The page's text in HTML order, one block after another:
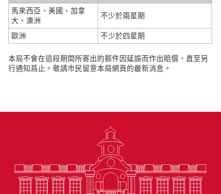
馬來西亞、美國、加拿
大、澳洲
不少於兩星期
歐洲 不少於四星期
本局不會在這段期間所寄出的郵件因延誤而作出賠償，直至另
行通知爲止。敬請市民留意本局網頁的最新消息。